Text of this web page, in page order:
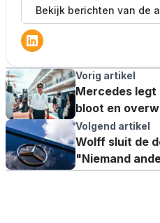
Bekijk berichten van de
Vorig artikel
Mercedes legt
bloot en
Volgend artikel
Wolff sluit de
"Niemand